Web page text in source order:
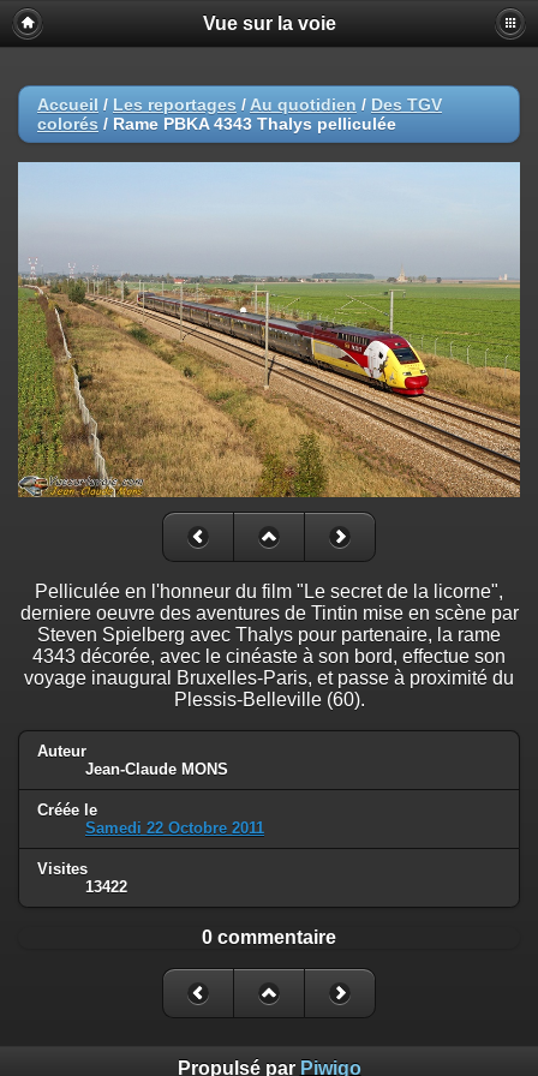
Vue sur la voie
Accueil / Les reportages / Au quotidien / Des TGV
colorés / Rame PBKA 4343 Thalys pelliculée
Pelliculée en l'honneur du film "Le secret de la licorne",
derniere oeuvre des aventures de Tintin mise en scène par
Steven Spielberg avec Thalys pour partenaire, la rame
4343 décorée, avec le cinéaste à son bord, effectue son
voyage inaugural Bruxelles-Paris, et passe à proximité du
Plessis-Belleville (60).
Auteur
Jean-Claude MONS
Créée le
Samedi 22 Octobre 2011
Visites
13422
0 commentaire
Propulsé par Piwigo